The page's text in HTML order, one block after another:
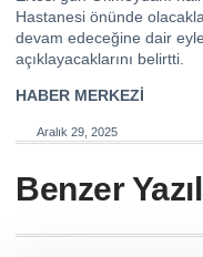
Hastanesi önünde
devam edeceğine dair
açıklayacaklarını belirtti.
HABER MERKEZİ
Aralık 29, 2025
Benzer